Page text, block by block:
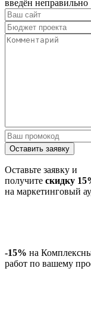
введён неправильно
Оставить заявку
Оставьте заявку и
получите скидку
на маркетинговый
-15% на
работ по вашему